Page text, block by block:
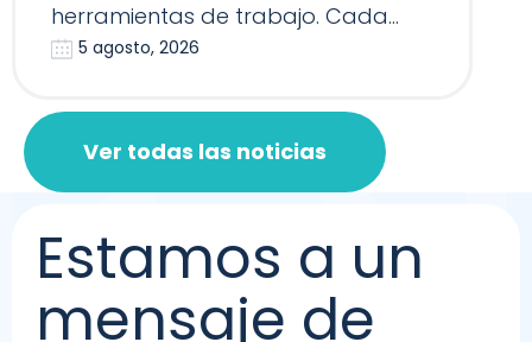
herramientas de trabajo. Cada
Reformer, Silla…
5 agosto, 2026
Ver todas las noticias
Estamos a un
mensaje de